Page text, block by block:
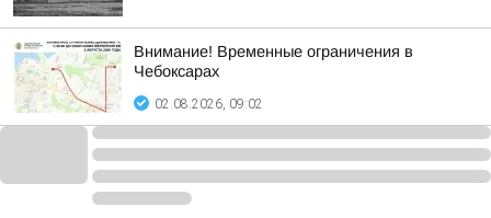
Внимание! Временные ограничения в
Чебоксарах
02.08.2026, 09:02